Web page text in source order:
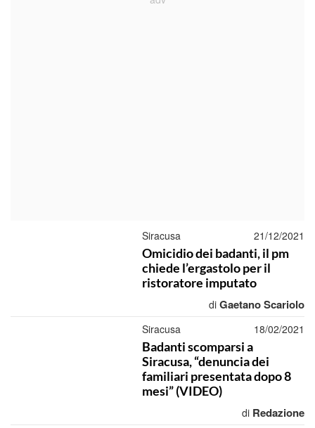
Siracusa 21/12/2021
Omicidio dei badanti, il pm
chiede l’ergastolo per il
ristoratore imputato
di Gaetano Scariolo
Siracusa 18/02/2021
Badanti scomparsi a
Siracusa, “denuncia dei
familiari presentata dopo 8
mesi” (VIDEO)
di Redazione